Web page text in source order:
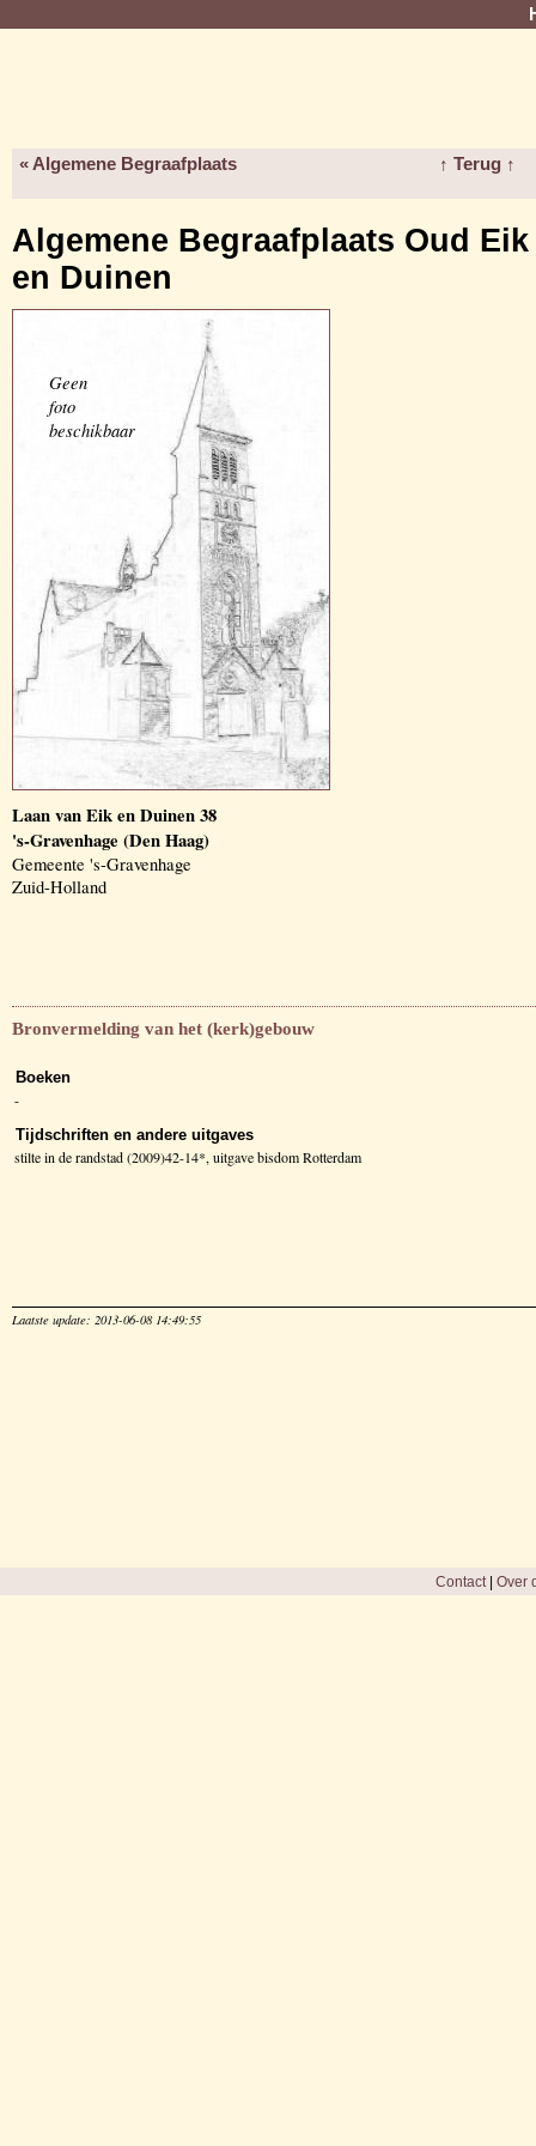
« Algemene Begraafplaats ↑ Terug ↑
Algemene Begraafplaats Oud Eik
en Duinen
Geen
foto
beschikbaar
Laan van Eik en Duinen 38
's-Gravenhage (Den Haag)
Gemeente 's-Gravenhage
Zuid-Holland
Bronvermelding van het (kerk)gebouw
Boeken
-
Tijdschriften en andere uitgaves
stilte in de randstad (2009)42-14*, uitgave bisdom Rotterdam
Laatste update: 2013-06-08 14:49:55
Contact| Over